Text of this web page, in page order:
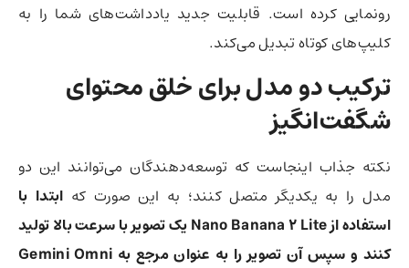
رونمایی کرده است. قابلیت جدید یادداشت‌های شما را به
کلیپ‌های کوتاه تبدیل می‌کند.
ترکیب دو مدل برای خلق محتوای
شگفت‌انگیز
نکته جذاب اینجاست که توسعه‌دهندگان می‌توانند این دو
مدل را به یکدیگر متصل کنند؛ به این صورت که ابتدا با
استفاده از Nano Banana 2 Lite یک تصویر با سرعت بالا تولید
کنند و سپس آن تصویر را به عنوان مرجع به Gemini Omni